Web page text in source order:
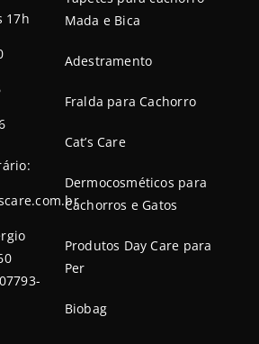
17h
Mada e Bica
Adestramento
Fralda para Cachorro
Cat’s Care
Dermocosméticos para
Cachorros e Gatos
Produtos Day Care para
Per
Biobag